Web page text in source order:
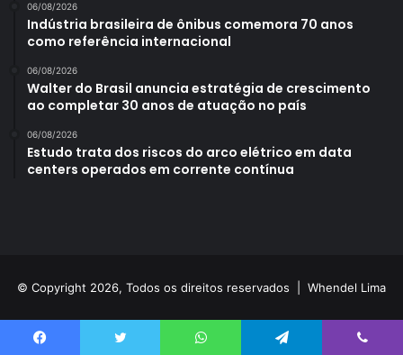
06/08/2026
Indústria brasileira de ônibus comemora 70 anos
como referência internacional
06/08/2026
Walter do Brasil anuncia estratégia de crescimento
ao completar 30 anos de atuação no país
06/08/2026
Estudo trata dos riscos do arco elétrico em data
centers operados em corrente contínua
© Copyright 2026, Todos os direitos reservados | Whendel Lima